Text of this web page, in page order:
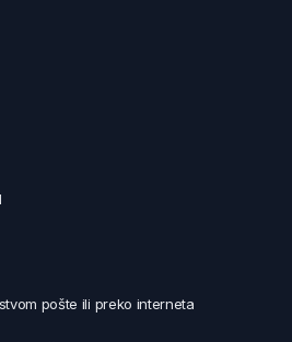
pošte ili preko interneta